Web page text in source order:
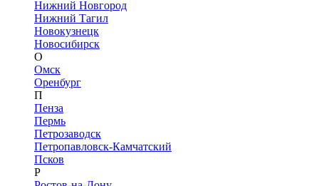
Нижний Новгород
Нижний Тагил
Новокузнецк
Новосибирск
О
Омск
Оренбург
П
Пенза
Пермь
Петрозаводск
Петропавловск-Камчатский
Псков
Р